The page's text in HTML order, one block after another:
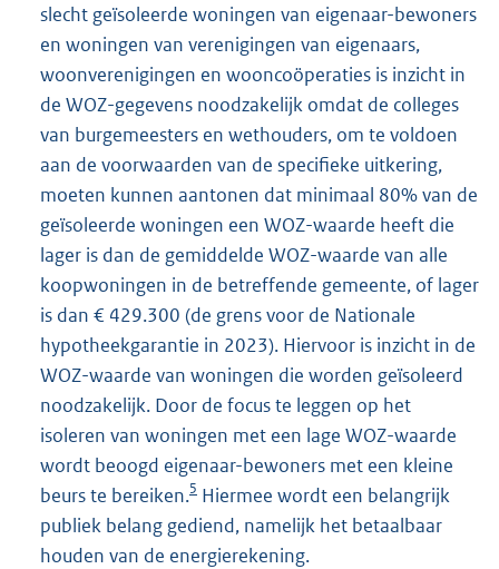
slecht geïsoleerde woningen van eigenaar-bewoners
en woningen van verenigingen van eigenaars,
woonverenigingen en wooncoöperaties is inzicht in
de WOZ-gegevens noodzakelijk omdat de colleges
van burgemeesters en wethouders, om te voldoen
aan de voorwaarden van de specifieke uitkering,
moeten kunnen aantonen dat minimaal 80% van de
geïsoleerde woningen een WOZ-waarde heeft die
lager is dan de gemiddelde WOZ-waarde van alle
koopwoningen in de betreffende gemeente, of lager
is dan € 429.300 (de grens voor de Nationale
hypotheekgarantie in 2023). Hiervoor is inzicht in de
WOZ-waarde van woningen die worden geïsoleerd
noodzakelijk. Door de focus te leggen op het
isoleren van woningen met een lage WOZ-waarde
wordt beoogd eigenaar-bewoners met een kleine
beurs te bereiken.5 Hiermee wordt een belangrijk
publiek belang gediend, namelijk het betaalbaar
houden van de energierekening.